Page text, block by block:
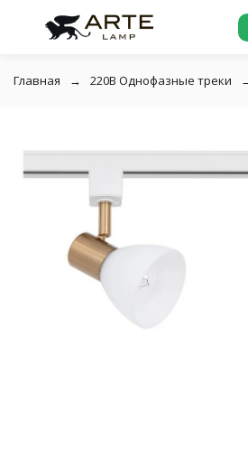
Главная 220В Однофазные треки